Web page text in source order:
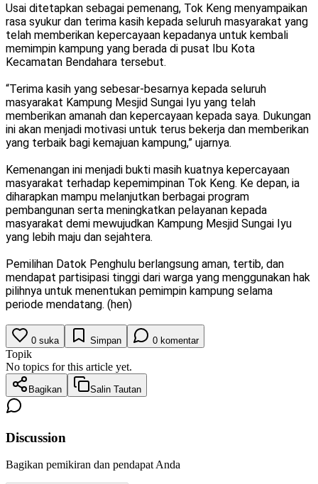
Usai ditetapkan sebagai pemenang, Tok Keng menyampaikan
rasa syukur dan terima kasih kepada seluruh masyarakat yang
telah memberikan kepercayaan kepadanya untuk kembali
memimpin kampung yang berada di pusat Ibu Kota
Kecamatan Bendahara tersebut.
“Terima kasih yang sebesar-besarnya kepada seluruh
masyarakat Kampung Mesjid Sungai Iyu yang telah
memberikan amanah dan kepercayaan kepada saya. Dukungan
ini akan menjadi motivasi untuk terus bekerja dan memberikan
yang terbaik bagi kemajuan kampung,” ujarnya.
Kemenangan ini menjadi bukti masih kuatnya kepercayaan
masyarakat terhadap kepemimpinan Tok Keng. Ke depan, ia
diharapkan mampu melanjutkan berbagai program
pembangunan serta meningkatkan pelayanan kepada
masyarakat demi mewujudkan Kampung Mesjid Sungai Iyu
yang lebih maju dan sejahtera.
Pemilihan Datok Penghulu berlangsung aman, tertib, dan
mendapat partisipasi tinggi dari warga yang menggunakan hak
pilihnya untuk menentukan pemimpin kampung selama
periode mendatang. (hen)
0 suka Simpan 0 komentar
Topik
No topics for this article yet.
Bagikan Salin Tautan
Discussion
Bagikan pemikiran dan pendapat Anda